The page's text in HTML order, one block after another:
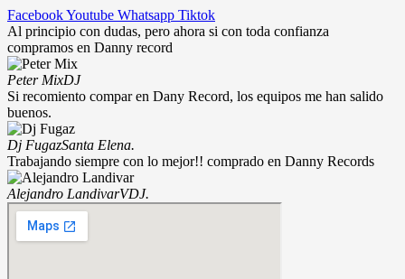
FacebookYoutube Whatsapp Tiktok
Al principio con dudas, pero ahora si con toda confianza
compramos en Danny record
Peter MixDJ
Si recomiento compar en Dany Record, los equipos me han salido
buenos.
Dj FugazSanta Elena.
Trabajando siempre con lo mejor!! comprado en Danny Records
Alejandro LandivarVDJ.